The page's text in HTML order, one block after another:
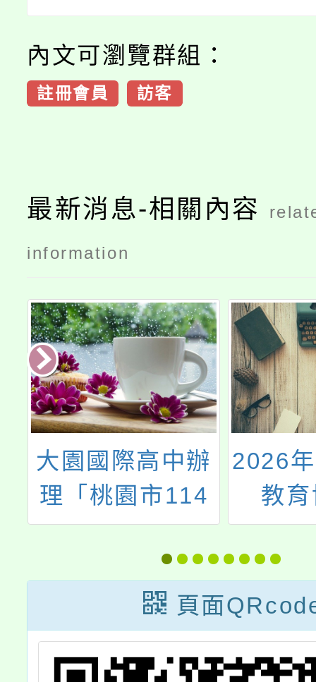
內文可瀏覽群組：
註冊會員 訪客
最新消息-相關內容
information
2026年新北國際
教育博覽會
「
課室
題講
育)」
向課
概念
頁面